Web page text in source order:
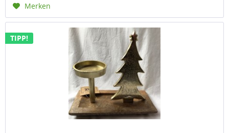
Merken
TIPP!